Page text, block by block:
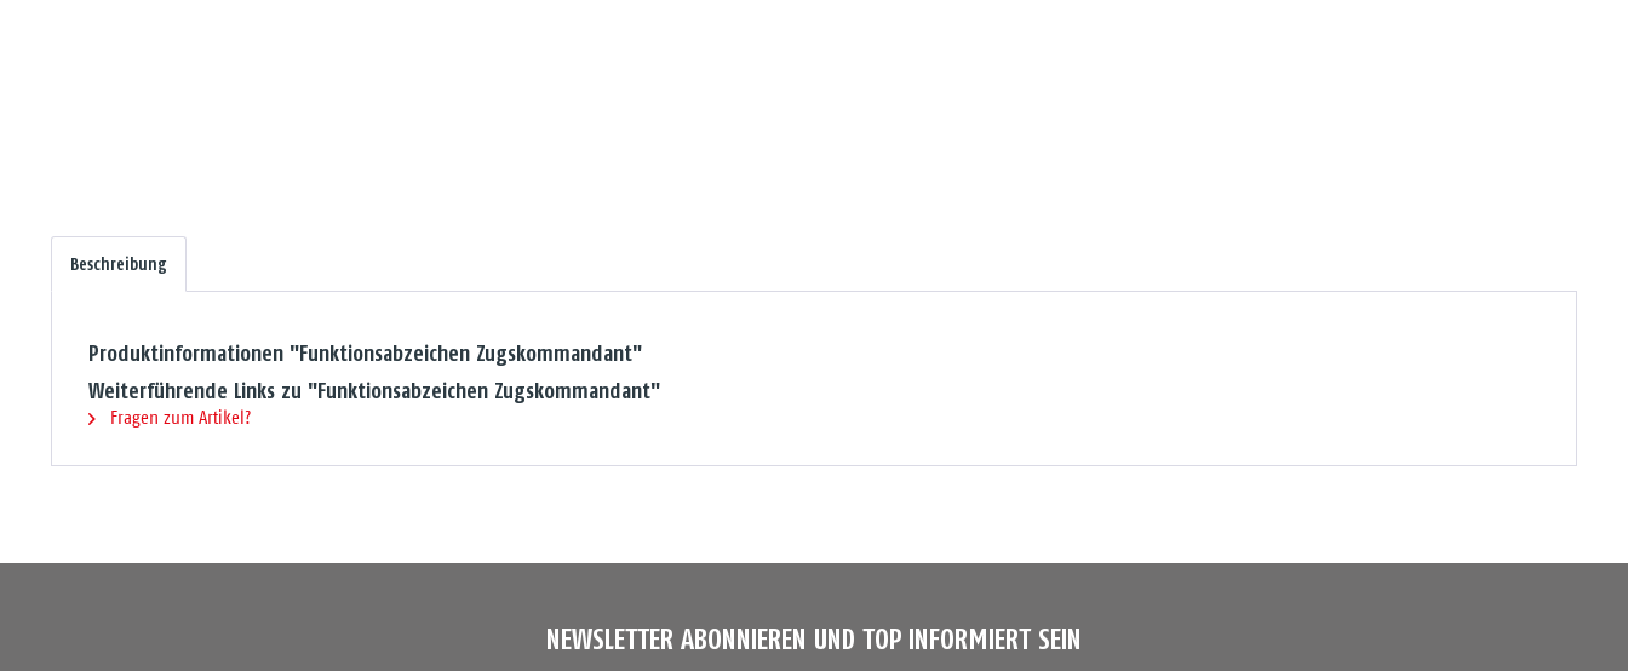
Beschreibung
Produktinformationen "Funktionsabzeichen Zugskommandant"
Weiterführende Links zu "Funktionsabzeichen Zugskommandant"
Fragen zum Artikel?
NEWSLETTER ABONNIEREN UND TOP INFORMIERT SEIN